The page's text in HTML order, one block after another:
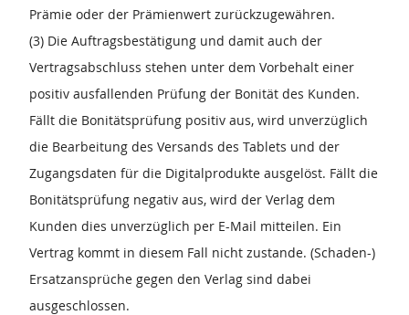
Prämie oder der Prämienwert zurückzugewähren.
(3) Die Auftragsbestätigung und damit auch der
Vertragsabschluss stehen unter dem Vorbehalt einer
positiv ausfallenden Prüfung der Bonität des Kunden.
Fällt die Bonitätsprüfung positiv aus, wird unverzüglich
die Bearbeitung des Versands des Tablets und der
Zugangsdaten für die Digitalprodukte ausgelöst. Fällt die
Bonitätsprüfung negativ aus, wird der Verlag dem
Kunden dies unverzüglich per E-Mail mitteilen. Ein
Vertrag kommt in diesem Fall nicht zustande. (Schaden-)
Ersatzansprüche gegen den Verlag sind dabei
ausgeschlossen.